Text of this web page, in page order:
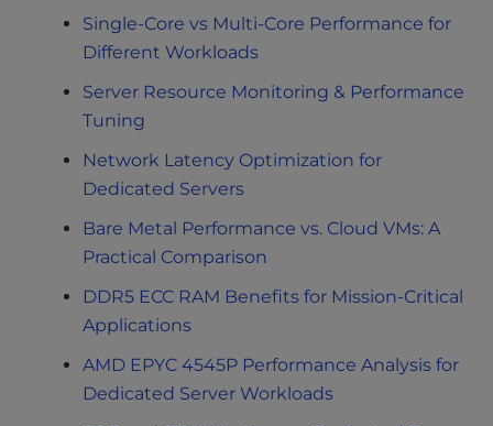
Single-Core vs Multi-Core Performance for
Different Workloads
Server Resource Monitoring & Performance
Tuning
Network Latency Optimization for
Dedicated Servers
Bare Metal Performance vs. Cloud VMs: A
Practical Comparison
DDR5 ECC RAM Benefits for Mission-Critical
Applications
AMD EPYC 4545P Performance Analysis for
Dedicated Server Workloads